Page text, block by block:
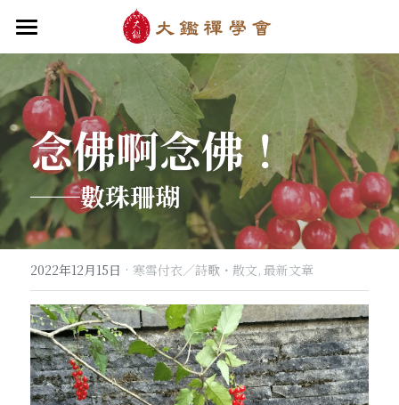
首頁
關於大鑑
成立緣起與宗旨
關於大鑑禪堂
道場內景
入會申請
大鑑導師
禪行者簡介
．梁寒衣
自畫像
．兩座山之間
．華嚴初始
．雨季，兩個旅人
．花開最末
梁寒衣著作（書目/序/評論）
他方之眼（報導/評論/學術研究）
最新消息/課程
芳嚴無涯/消息・活動
行向圓覺/課程・共修
教法/文章/思潮
華嚴智海/教觀、禪觀
宗門之眼/經藏之美
拄杖在手
拄杖在手/論文・演講・座談・開示
寒雪付衣/散文・詩歌・偈贊
線上聆聽
【道德經】
【勝鬘經】
行道瓔珞
感思與洄瀾
千眼書屋/書籍．作品
念佛啊念佛！
──數珠珊瑚
2022年12月15日 · 寒雪付衣／詩歌・散文, 最新文章